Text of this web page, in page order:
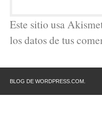
Este sitio usa
los datos de tus
BLOG DE WORDPRESS.COM.